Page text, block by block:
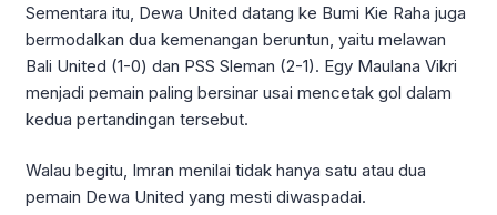
Sementara itu, Dewa United datang ke Bumi Kie Raha juga
bermodalkan dua kemenangan beruntun, yaitu melawan
Bali United (1-0) dan PSS Sleman (2-1). Egy Maulana Vikri
menjadi pemain paling bersinar usai mencetak gol dalam
kedua pertandingan tersebut.
Walau begitu, Imran menilai tidak hanya satu atau dua
pemain Dewa United yang mesti diwaspadai.